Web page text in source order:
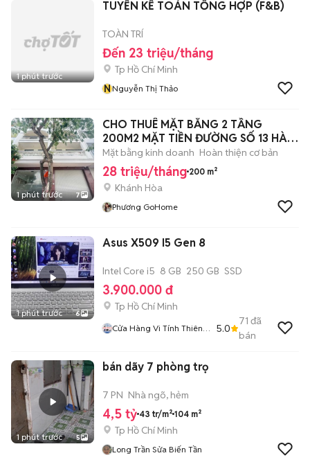
1 phút trước
TUYỂN KẾ TOÁN TỔNG HỢP (F&B)
TOÀN TRÍ
Đến 23 triệu/tháng
Tp Hồ Chí Minh
NNguyễn Thị Thảo
1 phút trước 7
CHO THUÊ MẶT BẰNG 2 TẦNG
200M2 MẶT TIỀN ĐƯỜNG SỐ 13 HÀ
QUANG 2
Mặt bằng kinh doanh Hoàn thiện cơ bản
28 triệu/tháng 200 m²
Khánh Hòa
Phương GoHome
1 phút trước 6
Asus X509 I5 Gen 8
Intel Core i5 8 GB 250 GB SSD
3.900.000 đ
Tp Hồ Chí Minh
Cửa Hàng Vi Tính Thiên
5.0
71 đã
bán
1 phút trước 5
bán dãy 7 phòng trọ
7 PN Nhà ngõ, hẻm
4,5 tỷ 43 tr/m² 104 m²
Tp Hồ Chí Minh
Long Trần Sửa Biến Tần